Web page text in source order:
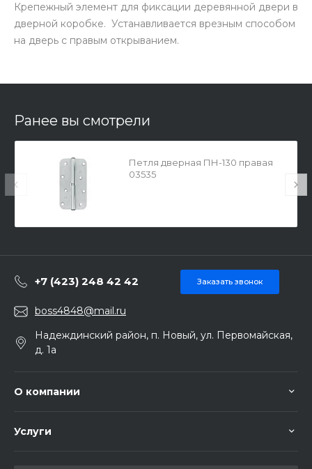
Крепежный элемент для фиксации деревянной двери в
дверной коробке. Устанавливается врезным способом
на дверь с правым открыванием.
Ранее вы смотрели
Петля дверная ПН-130 правая
03535
+7 (423) 248 42 42 Заказать звонок
boss4848@mail.ru
Надеждинский район, п. Новый, ул. Первомайская,
д. 1а
О компании
Услуги